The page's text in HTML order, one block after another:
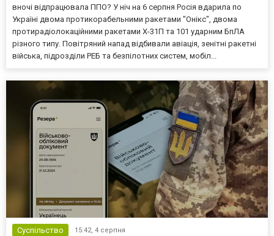
вночі відпрацювала ППО? У ніч на 6 серпня Росія вдарила по
Україні двома протикорабельними ракетами "Онікс", двома
протирадіолокаційними ракетами Х-31П та 101 ударним БпЛА
різного типу. Повітряний напад відбивали авіація, зенітні ракетні
війська, підрозділи РЕБ та безпілотних систем, мобіл...
Суспільство 15:42, 4 серпня